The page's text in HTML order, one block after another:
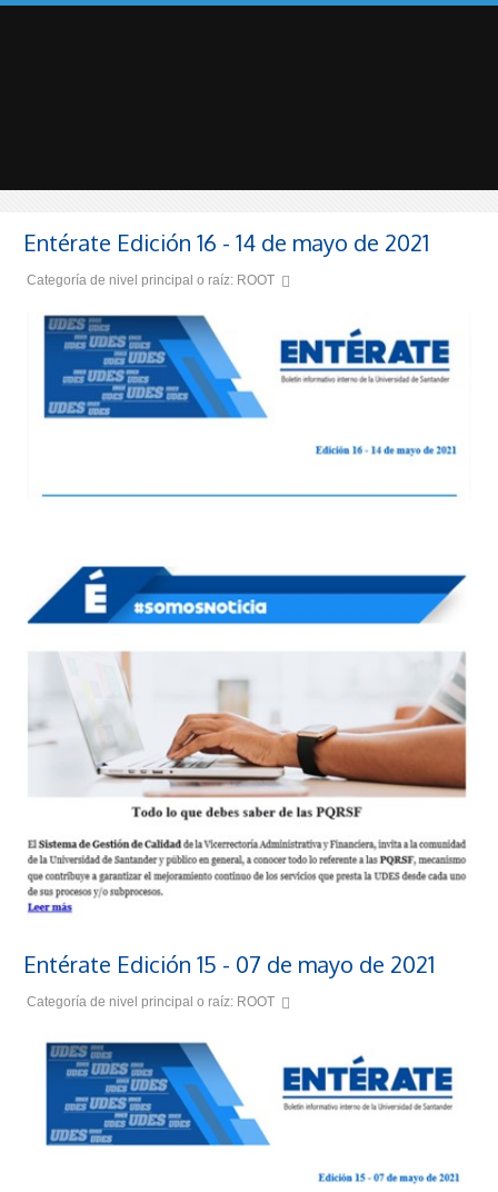
Entérate Edición 16 - 14 de mayo de 2021
Categoría de nivel principal o raíz: ROOT
Entérate Edición 15 - 07 de mayo de 2021
Categoría de nivel principal o raíz: ROOT